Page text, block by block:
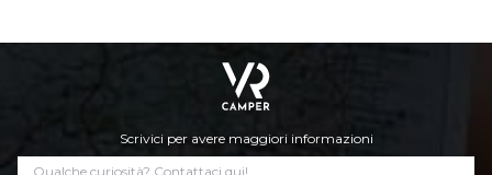
Scrivici per avere maggiori informazioni